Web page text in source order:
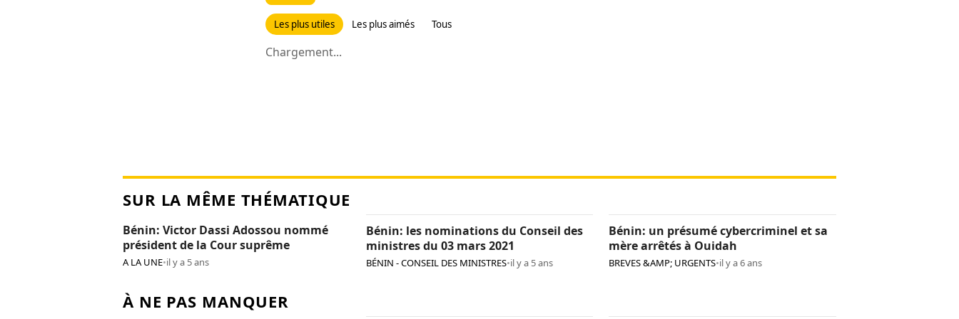
Les plus utiles Les plus aimés Tous
Chargement...
SUR LA MÊME THÉMATIQUE
Bénin: Victor Dassi Adossou nommé
président de la Cour suprême
A LA UNE•il y a 5 ans
Bénin: les nominations du Conseil des
ministres du 03 mars 2021
BÉNIN - CONSEIL DES MINISTRES•il y a 5 ans
Bénin: un présumé cybercriminel et sa
mère arrêtés à Ouidah
BREVES &AMP; URGENTS•il y a 6 ans
À NE PAS MANQUER